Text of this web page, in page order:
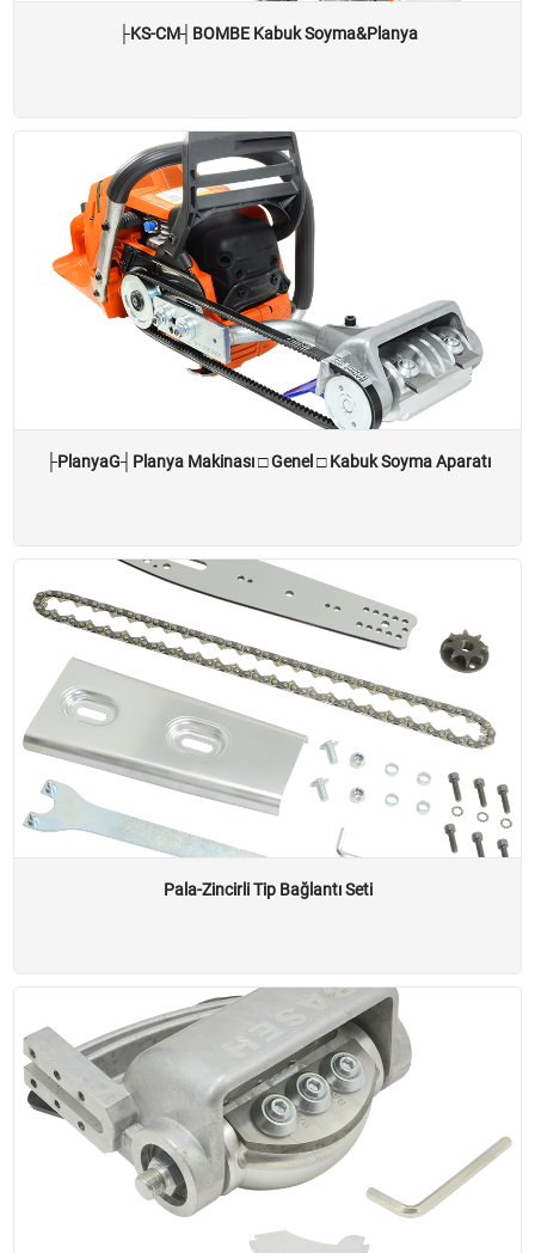
WECDO Mini Disk Uzatma Adaptörü
DİSKLER Taşlamaya Takılan
DİSKLER WECDO için
Mini Çapalama Makineleri
Tırpana Montaj Mini Çapa
Mini Çapa Kollu, Motorlu, Kollu
Kancalı Hasat Makinaları *shak*
ZSK Ek Üniteler * ZSK *
Ot Kesme Modülleri
Kaldırım Temizlemeler
Örümcek Kafalar
Otomatik Başlıklar ve Parçaları
Ticari Mallar
Motorlu Testere Parçaları
Motorlu Tırpan Yedek Parça
Su Motoru
Yağ
Özel .yaylar
Hava Hortumları
├KS-CM┤BOMBE Kabuk Soyma&Planya
├PlanyaG┤Planya Makinası □ Genel □ Kabuk Soyma Aparatı
Pala-Zincirli Tip Bağlantı Seti